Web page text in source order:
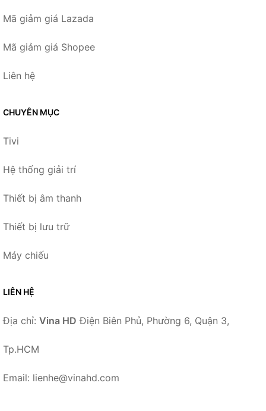
Mã giảm giá Lazada
Mã giảm giá Shopee
Liên hệ
CHUYÊN MỤC
Tivi
Hệ thống giải trí
Thiết bị âm thanh
Thiết bị lưu trữ
Máy chiếu
LIÊN HỆ
Địa chỉ: Vina HD Điện Biên Phủ, Phường 6, Quận 3,
Tp.HCM
Email: lienhe@vinahd.com